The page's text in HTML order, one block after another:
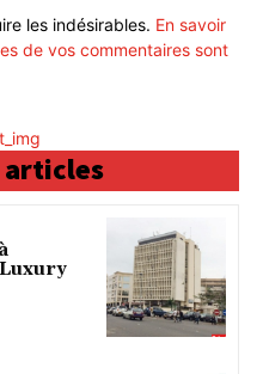
les indésirables. En savoir
de vos commentaires sont
articles